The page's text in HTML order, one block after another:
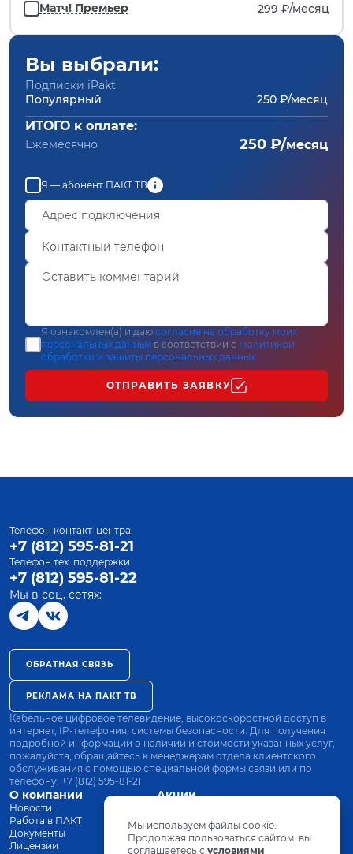
Матч! Премьер 299 ₽/месяц
Вы выбрали:
Подписки iPakt
Популярный
250 ₽/месяц
ИТОГО к оплате:
Ежемесячно 250 ₽/месяц
Я — абонент ПАКТ ТВ
Я ознакомлен(а) и даю согласие на обработку моих
персональных данных в соответствии с Политикой
обработки и защиты персональных данных
ОТПРАВИТЬ ЗАЯВКУ
О компании
Новости
Работа в ПАКТ
Документы
Лицензии
Акции
Оплата
Оборудование
Телефон контакт-центра:
+7 (812) 595-81-21
Телефон тех. поддержки:
+7 (812) 595-81-22
Мы в соц. сетях:
ОБРАТНАЯ СВЯЗЬ
РЕКЛАМА НА ПАКТ ТВ
Кабельное цифровое телевидение, высокоскоростной доступ в
интернет, IP-телефония, системы безопасности. Для получения
подробной информации о наличии и стоимости указанных услуг,
пожалуйста, обращайтесь к менеджерам отдела клиентского
обслуживания с помощью специальной формы связи или по
телефону: +7 (812) 595-81-21
Мы используем файлы cookie.
Продолжая пользоваться сайтом, вы
соглашаетесь с условиями